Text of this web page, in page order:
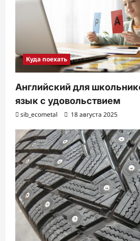
Куда поехать
Английский для
язык с удовольствием
sib_ecometal 18 августа 2025